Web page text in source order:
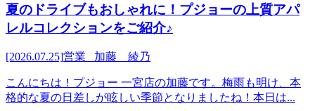
夏のドライブもおしゃれに！プジョーの上質アパ
レルコレクションをご紹介♪
[2026.07.25]営業 加藤 綾乃
こんにちは！プジョー 一宮店の加藤です。梅雨も明け、本
格的な夏の日差しが眩しい季節となりましたね！本日は...